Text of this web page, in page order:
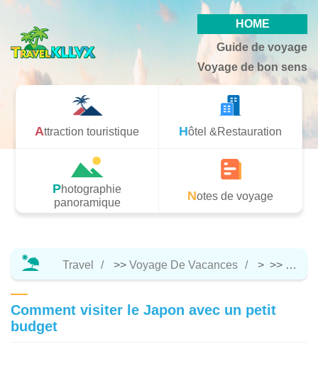
HOME
Guide de voyage
Voyage de bon sens
Attraction touristique Hôtel &Restauration
Photographie
panoramique
Notes de voyage
Travel >> Voyage De Vacances > >>
Comment visiter le Japon avec un petit
budget